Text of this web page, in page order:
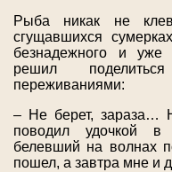
Рыба никак не
сгущавшихся
безнадежного и уже
решил
переживаниями:
– Не берет, зараза…
поводил удочкой в
белевший на волнах
пошел, а завтра мне и